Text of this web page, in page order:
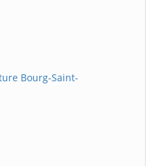
Bourg-Saint-